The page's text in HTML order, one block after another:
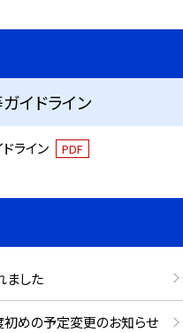
イドライン
ライン PDF
ました
めの予定変更のお知らせ